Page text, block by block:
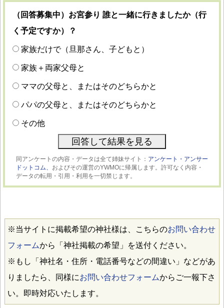
（回答募集中）お宮参り 誰と一緒に行きましたか（行
く予定ですか）？
家族だけで（旦那さん、子どもと）
家族＋両家父母と
ママの父母と、またはそのどちらかと
パパの父母と、またはそのどちらかと
その他
同アンケートの内容・データは全て姉妹サイト： アンケート・アンサー
ドットコム、 およびその運営のYWMOに帰属します。許可なく内容・
データの転用・引用・利用を一切禁じます。
※当サイトに掲載希望の神社様は、こちらのお問い合わせ
フォームから「神社掲載の希望」を送付ください。
※もし「神社名・住所・電話番号などの間違い」などがあ
りましたら、同様にお問い合わせフォームからご一報下さ
い。即時対応いたします。